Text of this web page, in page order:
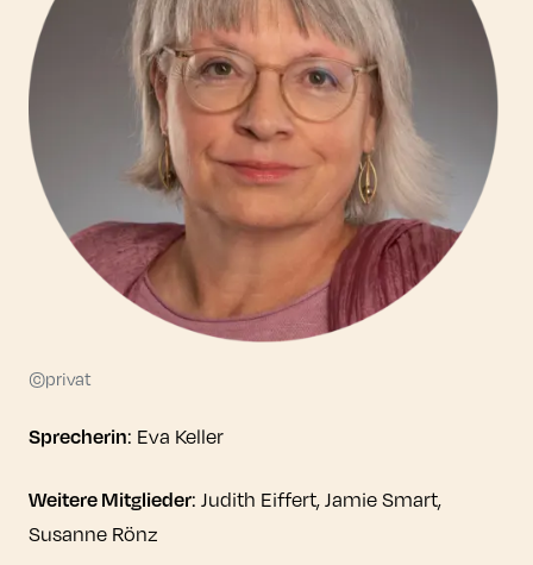
©privat
Sprecherin: Eva Keller
Weitere Mitglieder: Judith Eiffert, Jamie Smart,
Susanne Rönz